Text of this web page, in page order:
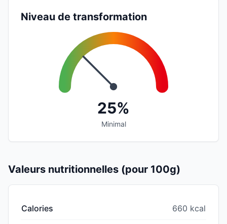
Niveau de transformation
25%
Minimal
Valeurs nutritionnelles (pour 100g)
Calories 660 kcal